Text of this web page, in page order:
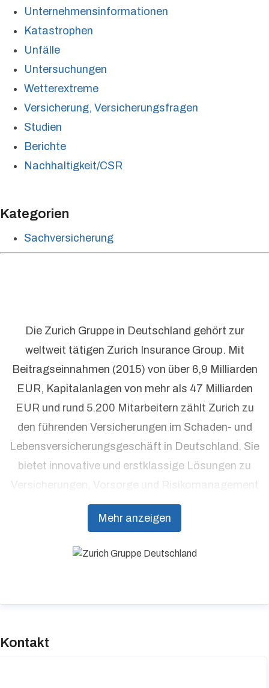
Unternehmensinformationen
Katastrophen
Unfälle
Untersuchungen
Wetterextreme
Versicherung, Versicherungsfragen
Studien
Berichte
Nachhaltigkeit/CSR
Kategorien
Sachversicherung
Die Zurich Gruppe in Deutschland gehört zur
weltweit tätigen Zurich Insurance Group. Mit
Beitragseinnahmen (2015) von über 6,9 Milliarden
EUR, Kapitalanlagen von mehr als 47 Milliarden
EUR und rund 5.200 Mitarbeitern zählt Zurich zu
den führenden Versicherungen im Schaden- und
Lebensversicherungsgeschäft in Deutschland. Sie
bietet innovative und erstklassige Lösungen zu
Versicherungen, Vorsorge und Risikomanagement
aus einer Hand. Individuelle Kundenorientierung
und hohe Beratungsqualität stehen dabei an
Mehr anzeigen
Kontakt